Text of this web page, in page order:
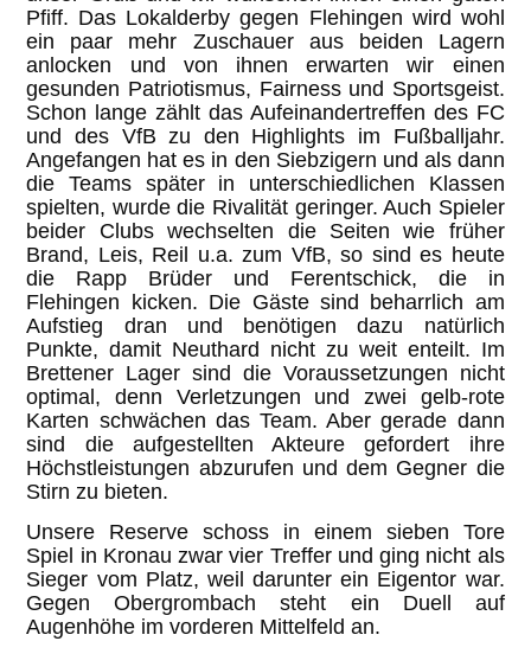
Pfiff. Das Lokalderby gegen Flehingen wird wohl
ein paar mehr Zuschauer aus beiden Lagern
anlocken und von ihnen erwarten wir einen
gesunden Patriotismus, Fairness und Sportsgeist.
Schon lange zählt das Aufeinandertreffen des FC
und des VfB zu den Highlights im Fußballjahr.
Angefangen hat es in den Siebzigern und als dann
die Teams später in unterschiedlichen Klassen
spielten, wurde die Rivalität geringer. Auch Spieler
beider Clubs wechselten die Seiten wie früher
Brand, Leis, Reil u.a. zum VfB, so sind es heute
die Rapp Brüder und Ferentschick, die in
Flehingen kicken. Die Gäste sind beharrlich am
Aufstieg dran und benötigen dazu natürlich
Punkte, damit Neuthard nicht zu weit enteilt. Im
Brettener Lager sind die Voraussetzungen nicht
optimal, denn Verletzungen und zwei gelb-rote
Karten schwächen das Team. Aber gerade dann
sind die aufgestellten Akteure gefordert ihre
Höchstleistungen abzurufen und dem Gegner die
Stirn zu bieten.
Unsere Reserve schoss in einem sieben Tore
Spiel in Kronau zwar vier Treffer und ging nicht als
Sieger vom Platz, weil darunter ein Eigentor war.
Gegen Obergrombach steht ein Duell auf
Augenhöhe im vorderen Mittelfeld an.